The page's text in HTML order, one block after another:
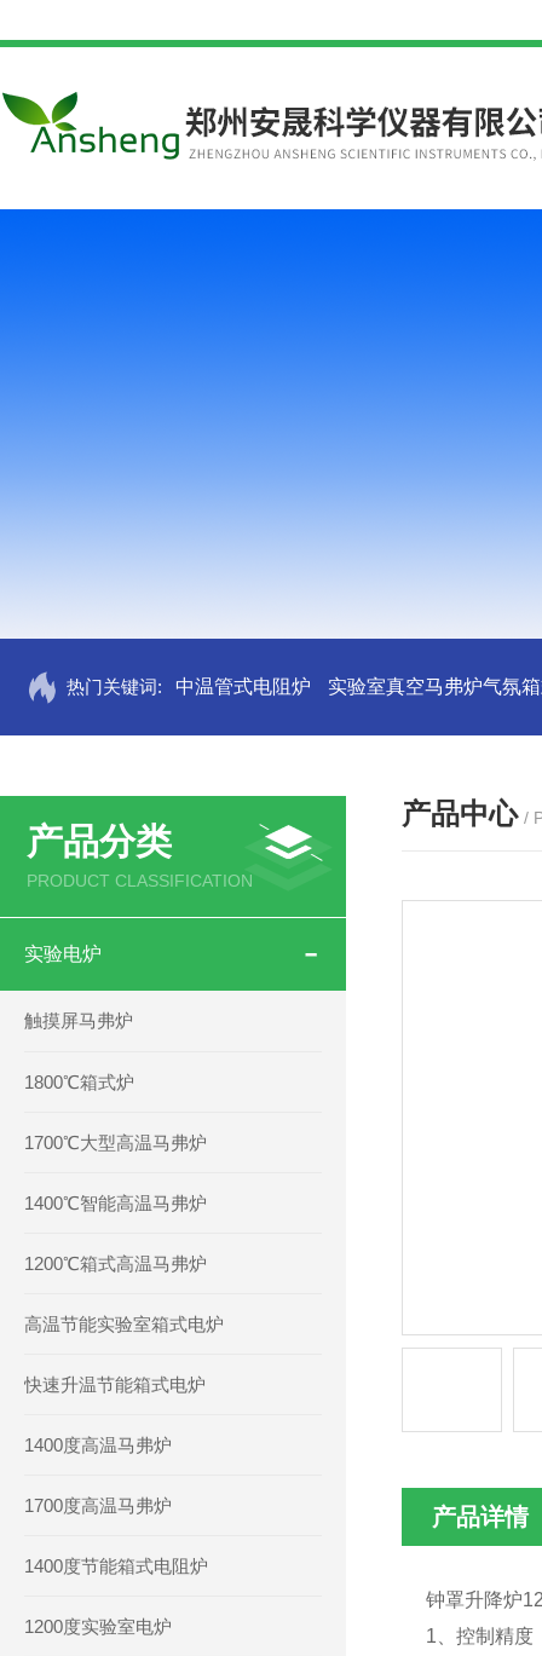
热门关键词: 中温管式电阻炉 实验室真空马弗炉气氛
产品分类
PRODUCT CLASSIFICATION
实验电炉
触摸屏马弗炉
1800℃箱式炉
1700℃大型高温马弗炉
1400℃智能高温马弗炉
1200℃箱式高温马弗炉
高温节能实验室箱式电炉
快速升温节能箱式电炉
1400度高温马弗炉
1700度高温马弗炉
1400度节能箱式电阻炉
1200度实验室电炉
产品中心 /
产品详情
钟罩升降炉
1、控制精